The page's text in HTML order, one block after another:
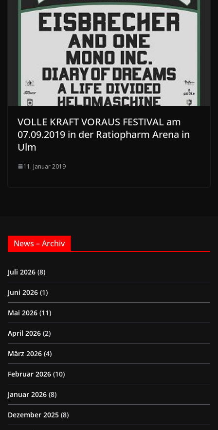
VOLLE KRAFT VORAUS FESTIVAL am
07.09.2019 in der Ratiopharm Arena in
Ulm
11. Januar 2019
News – Archiv
Juli 2026 (8)
Juni 2026 (1)
Mai 2026 (11)
April 2026 (2)
März 2026 (4)
Februar 2026 (10)
Januar 2026 (8)
Dezember 2025 (8)